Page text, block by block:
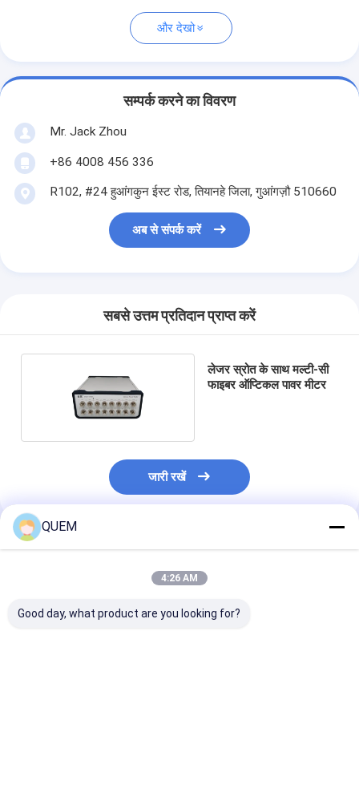
और देखो
सम्पर्क करने का विवरण
Mr. Jack Zhou
+86 4008 456 336
R102, #24 हुआंगकुन ईस्ट रोड, तियानहे जिला, गुआंगज़ौ 510660
अब से संपर्क करें
सबसे उत्तम प्रतिदान प्राप्त करें
लेजर स्रोत के साथ मल्टी-सी
फाइबर ऑप्टिकल पावर मीटर
जारी रखें
अनुशंसित उत्पाद
QUEM
4:26 AM
Good day, what product are you looking for?